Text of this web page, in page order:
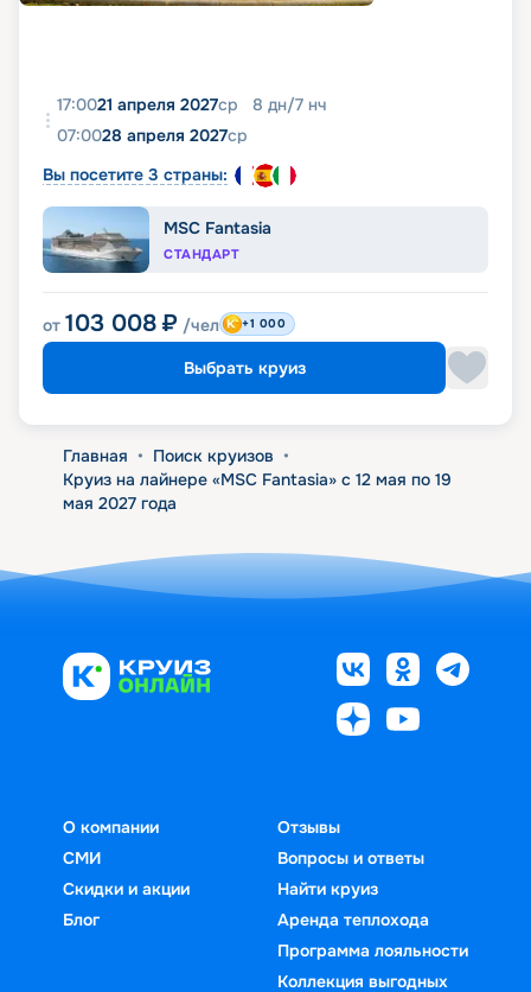
17:0021 апреля 2027ср 8 дн/7 нч
07:0028 апреля 2027ср
Вы посетите 3 страны:
MSC Fantasia
СТАНДАРТ
от 103 008 ₽ /чел +1 000
Выбрать круиз
Главная • Поиск круизов •
Круиз на лайнере «MSC Fantasia» с 12 мая по 19
мая 2027 года
О компании
СМИ
Скидки и акции
Блог
Отзывы
Вопросы и ответы
Найти круиз
Аренда теплохода
Программа лояльности
Коллекция выгодных